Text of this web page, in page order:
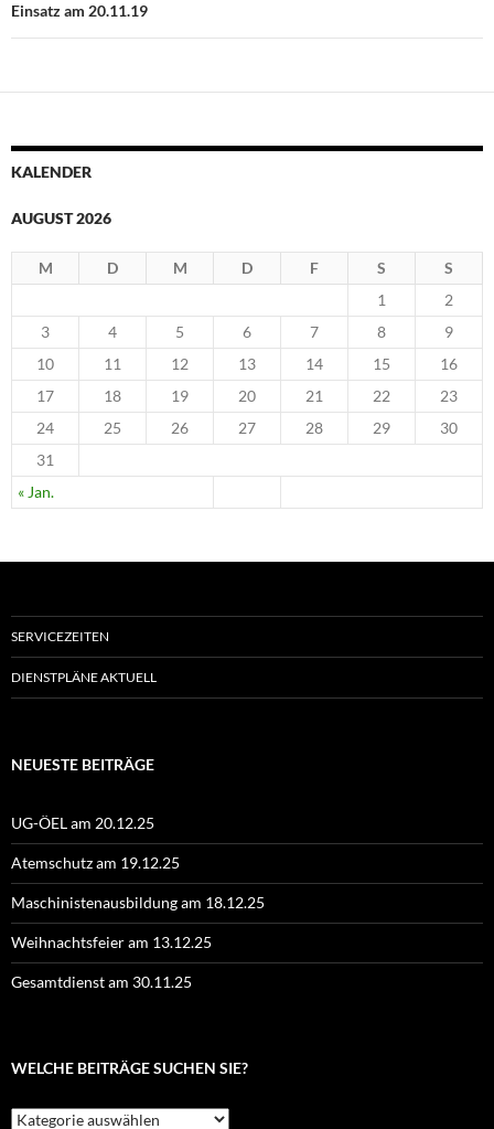
Einsatz am 20.11.19
KALENDER
AUGUST 2026
M D M D F S S
« Jan.
1
2
3
4 5 6 7 8
9
10
11 12 13 14 15
16
17
18 19 20 21 22
23
24
25 26 27 28 29
30
31
SERVICEZEITEN
DIENSTPLÄNE AKTUELL
NEUESTE BEITRÄGE
UG-ÖEL am 20.12.25
Atemschutz am 19.12.25
Maschinistenausbildung am 18.12.25
Weihnachtsfeier am 13.12.25
Gesamtdienst am 30.11.25
WELCHE BEITRÄGE SUCHEN SIE?
Welche